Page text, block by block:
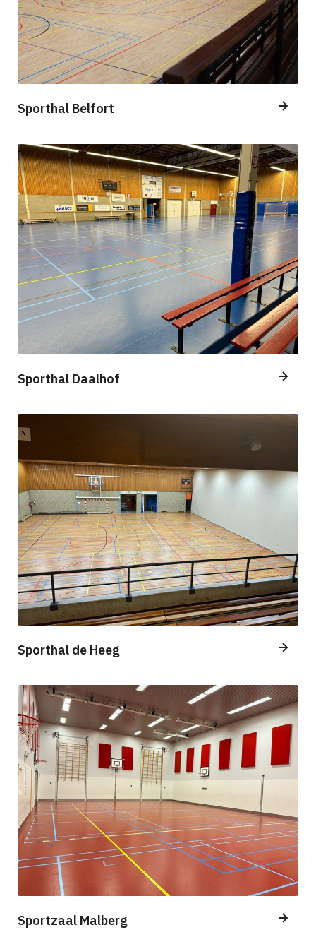
Sporthal Belfort
Sporthal Daalhof
Sporthal de Heeg
Sportzaal Malberg